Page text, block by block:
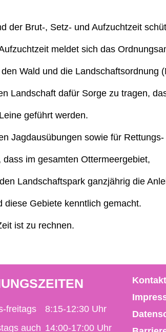
der Brut-, Setz- und Aufzuchtzeit
meldet sich das
Wald und die Landschaftsordnung
Landschaft dafür Sorge zu tragen,
geführt werden.
Jagdausübungen sowie für
im gesamten Ottermeergebiet,
Landschaftspark ganzjährig die
diese Gebiete kenntlich gemacht.
ist zu rechnen.
freitags
8:15-12:30 Uhr
auch 14:00-17:00 Uhr
Kontakt